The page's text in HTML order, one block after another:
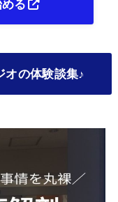
る
オの体験談集♪